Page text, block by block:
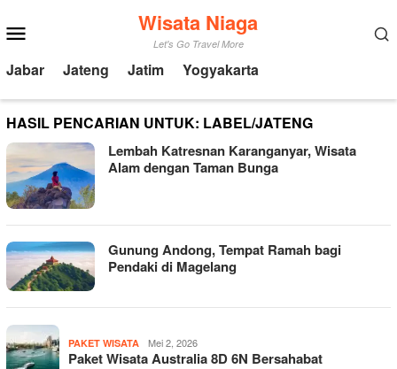
ke
Mobile
Wisata Niaga
Let's Go Travel More
Jabar Jateng Jatim Yogyakarta
HASIL PENCARIAN UNTUK: LABEL/JATENG
Lembah Katresnan Karanganyar, Wisata
Alam dengan Taman Bunga
Gunung Andong, Tempat Ramah bagi
Pendaki di Magelang
PAKET WISATA Mei 2, 2026
Paket Wisata Australia 8D 6N Bersahabat